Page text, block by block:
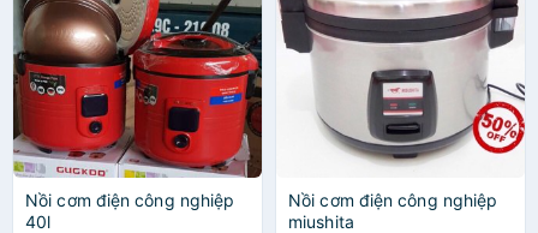
Nồi cơm điện công nghiệp
40l
Nồi cơm điện công nghiệp
miushita